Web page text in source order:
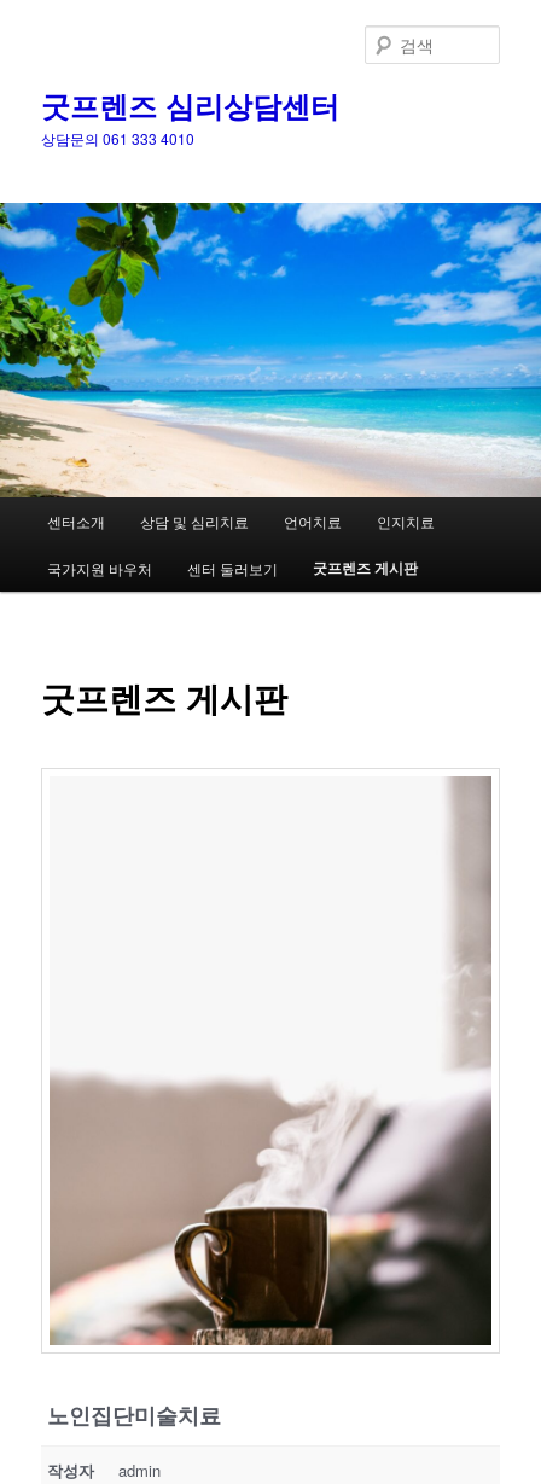
굿프렌즈 심리상담센터
상담문의 061 333 4010
색
뉴
첫
번
컨
센터소개 상담 및 심리치료 언어치료 인지치료
국가지원 바우처 센터 둘러보기 굿프렌즈 게시판
굿프렌즈 게시판
노인집단미술치료
작성자 admin